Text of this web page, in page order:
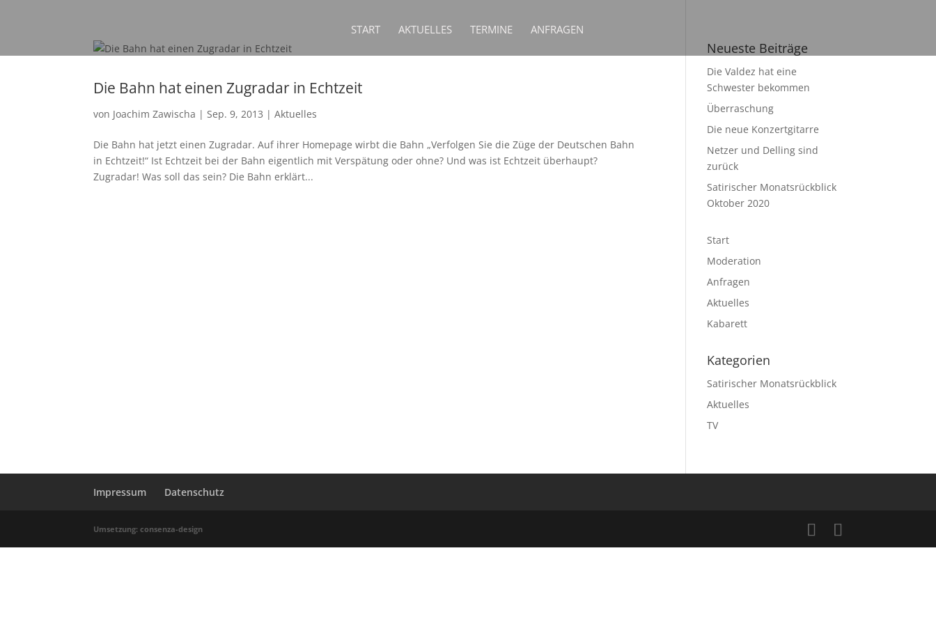
START AKTUELLES TERMINE ANFRAGEN
Die Bahn hat einen Zugradar in Echtzeit
von Joachim Zawischa |Sep. 9, 2013 |Aktuelles
Die Bahn hat jetzt einen Zugradar. Auf ihrer Homepage wirbt die Bahn „Verfolgen Sie die Züge der Deutschen Bahn
in Echtzeit!“ Ist Echtzeit bei der Bahn eigentlich mit Verspätung oder ohne? Und was ist Echtzeit überhaupt?
Zugradar! Was soll das sein? Die Bahn erklärt...
Neueste Beiträge
Die Valdez hat eine
Schwester bekommen
Überraschung
Die neue Konzertgitarre
Netzer und Delling sind
zurück
Satirischer Monatsrückblick
Oktober 2020
Start
Moderation
Anfragen
Aktuelles
Kabarett
Kategorien
Satirischer Monatsrückblick
Aktuelles
TV
Impressum Datenschutz
Umsetzung: consenza-design